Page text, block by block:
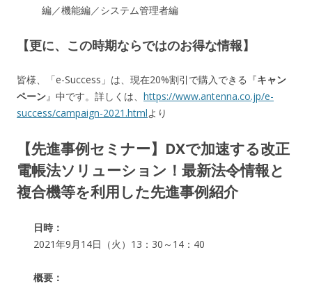
編／機能編／システム管理者編
【更に、この時期ならではのお得な情報】
皆様、「e-Success」は、現在20%割引で購入できる『キャン
ペーン』中です。詳しくは、 https://www.antenna.co.jp/e-
success/campaign-2021.htmlより
【先進事例セミナー】DXで加速する改正
電帳法ソリューション！最新法令情報と
複合機等を利用した先進事例紹介
日時：
2021年9月14日（火）13：30～14：40
概要：